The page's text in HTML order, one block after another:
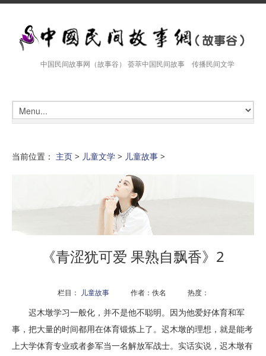
中国民间故事网（故事谷） 荟萃中国民间故事 传播民间文学
当前位置： 主页 > 儿童文学 > 儿童故事 >
《青涩犹可爱 果熟自飘香》2
栏目： 儿童故事作者：佚名 热度：
迟木墩学习一般化，并不是他不聪明。因为他爱好体育和军
事，把大量的时间都用在体育锻炼上了。迟木墩的理想，就是能考
上大学体育专业或者参军当一名解放军战士。实话实说，迟木墩有